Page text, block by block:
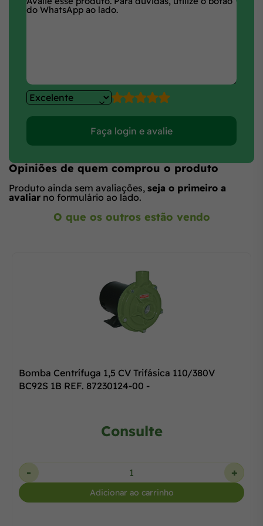
Faça login e avalie
Opiniões de quem comprou o produto
Produto ainda sem avaliações, seja o primeiro a
avaliar no formulário ao lado.
O que os outros estão vendo
Bomba Centrífuga 1,5 CV Trifásica 110/380V
BC92S 1B REF. 87230124-00 -
Consulte
- +
Adicionar ao carrinho